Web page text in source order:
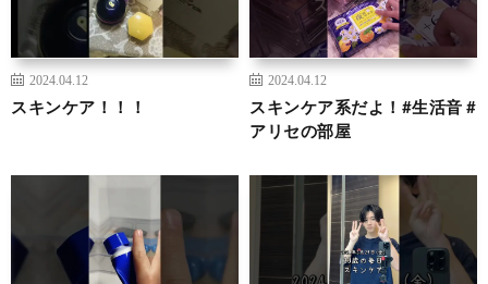
2024.04.12
スキンケア！！！
2024.04.12
スキンケア系だよ！#生活音 #
アリセの部屋